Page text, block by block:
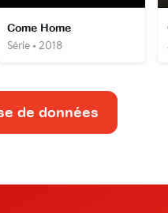
Come Home
Série • 2018
de données